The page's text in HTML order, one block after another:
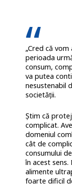
„Cred că
perioada
consum,
va putea
nesustenabil
societății.
Știm că
complicat.
domeniul
cât de
consumului
în acest
alimente
foarte dificil